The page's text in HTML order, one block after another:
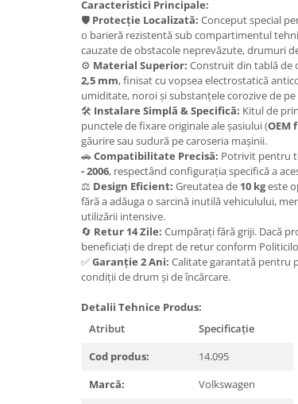
Carlige Kia EV4
Carlige Kia EV5
Carlige Kia PV5
Carlige Lancia
Carlige Land Rover
Carlige Lexus
Carlige Mazda
Carlige Mercedes
Carlige Mitsubishi
Carlige Omoda
Caracteristici Principale:
🛡️ Protecție Localizată: Conceput special
o barieră rezistentă sub compartimentul
cauzate de obstacole neprevăzute, drumuri
⚙️ Material Superior: Construit din tablă de
2,5 mm, finisat cu vopsea electrostatică
umiditate, noroi și substanțele corozive de pe
🛠️ Instalare Simplă & Specifică: Kitul de
punctele de fixare originale ale șasiului (OEM
găurire sau sudură pe caroseria mașinii.
🚗Compatibilitate Precisă: Potrivit pentru
- 2006, respectând configurația specifică a
⚖️ Design Eficient: Greutatea de 10 kgeste
fără a adăuga o sarcină inutilă vehiculului,
utilizării intensive.
🔄 Retur 14 Zile: Cumpărați fără griji. Dacă
beneficiați de drept de retur conform
✅Garanție 2 Ani: Calitate garantată pentru
condiții de drum și de încărcare.
Detalii Tehnice Produs:
Atribut
Specificație
Cod produs:
14.095
Marcă:
Volkswagen